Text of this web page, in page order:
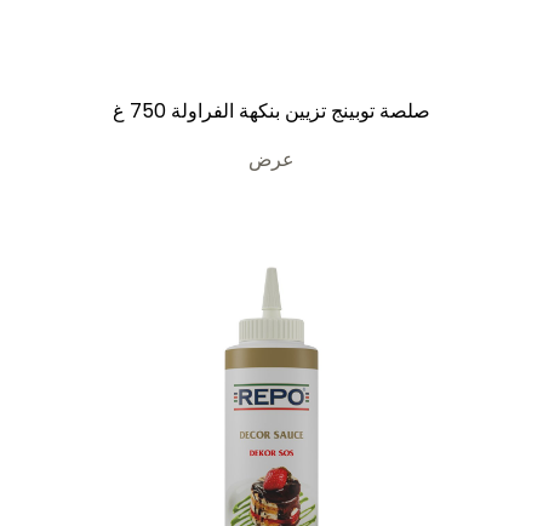
صلصة توبينج تزيين بنكهة الفراولة 750 غ
عرض